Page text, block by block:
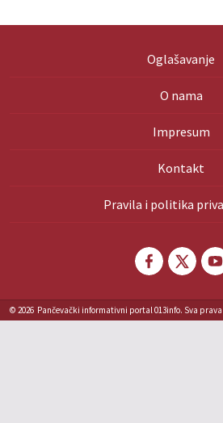
Oglašavanje
O nama
Impresum
Kontakt
Pravila i politika
© 2026 Pančevački informativni portal 013info. Sva